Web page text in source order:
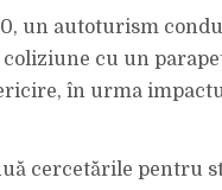
un autoturism
cu un
în urma
cercetările pentru